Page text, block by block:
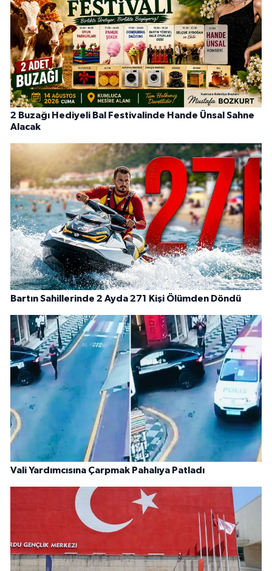
2 Buzağı Hediyeli Bal Festivalinde Hande Ünsal Sahne
Alacak
Bartın Sahillerinde 2 Ayda 271 Kişi Ölümden Döndü
Vali Yardımcısına Çarpmak Pahalıya Patladı